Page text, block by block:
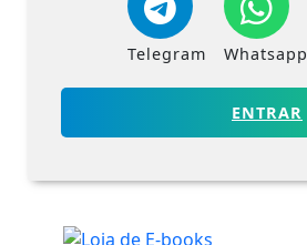
Telegram Whatsapp
ENTRAR